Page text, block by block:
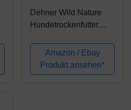
Dehner Wild Nature
Hundetrockenfutter
Amazon / Ebay
Produkt ansehen*